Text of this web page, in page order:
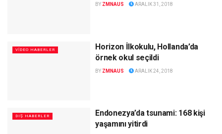
BY ZMNAUS ARALIK 31, 2018
VİDEO HABERLER
Horizon İlkokulu, Hollanda’da
örnek okul seçildi
BY ZMNAUS ARALIK 24, 2018
DIŞ HABERLER
Endonezya’da tsunami: 168 kişi
yaşamını yitirdi